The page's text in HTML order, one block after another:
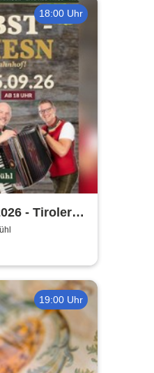
18:00 Uhr
- Tiroler
|
19:00 Uhr